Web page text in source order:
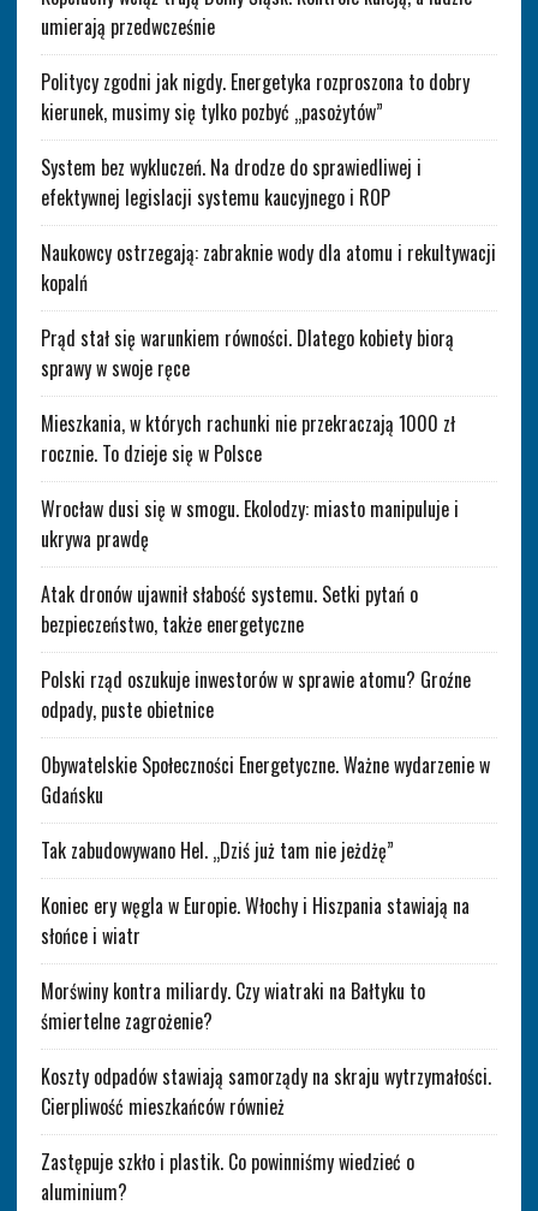
umierają przedwcześnie
Politycy zgodni jak nigdy. Energetyka rozproszona to dobry
kierunek, musimy się tylko pozbyć „pasożytów”
System bez wykluczeń. Na drodze do sprawiedliwej i
efektywnej legislacji systemu kaucyjnego i ROP
Naukowcy ostrzegają: zabraknie wody dla atomu i rekultywacji
kopalń
Prąd stał się warunkiem równości. Dlatego kobiety biorą
sprawy w swoje ręce
Mieszkania, w których rachunki nie przekraczają 1000 zł
rocznie. To dzieje się w Polsce
Wrocław dusi się w smogu. Ekolodzy: miasto manipuluje i
ukrywa prawdę
Atak dronów ujawnił słabość systemu. Setki pytań o
bezpieczeństwo, także energetyczne
Polski rząd oszukuje inwestorów w sprawie atomu? Groźne
odpady, puste obietnice
Obywatelskie Społeczności Energetyczne. Ważne wydarzenie w
Gdańsku
Tak zabudowywano Hel. „Dziś już tam nie jeżdżę”
Koniec ery węgla w Europie. Włochy i Hiszpania stawiają na
słońce i wiatr
Morświny kontra miliardy. Czy wiatraki na Bałtyku to
śmiertelne zagrożenie?
Koszty odpadów stawiają samorządy na skraju wytrzymałości.
Cierpliwość mieszkańców również
Zastępuje szkło i plastik. Co powinniśmy wiedzieć o
aluminium?